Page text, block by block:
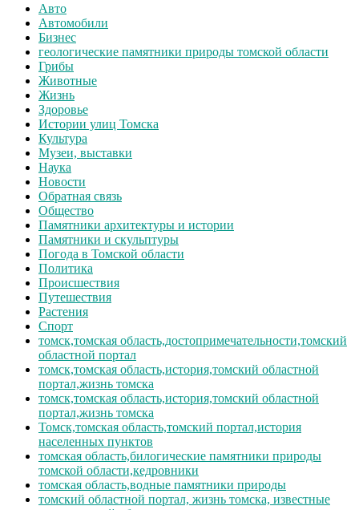
Авто
Автомобили
Бизнес
геологические памятники природы томской области
Грибы
Животные
Жизнь
Здоровье
Истории улиц Томска
Культура
Музеи, выставки
Наука
Новости
Обратная связь
Общество
Памятники архитектуры и истории
Памятники и скульптуры
Погода в Томской области
Политика
Происшествия
Путешествия
Растения
Спорт
томск,томская область,достопримечательности,томский
областной портал
томск,томская область,история,томский областной
портал,жизнь томска
томск,томская область,история,томский областной
портал,жизнь томска
Томск,томская область,томский портал,история
населенных пунктов
томская область,билогические памятники природы
томской области,кедровники
томская область,водные памятники природы
томский областной портал, жизнь томска, известные